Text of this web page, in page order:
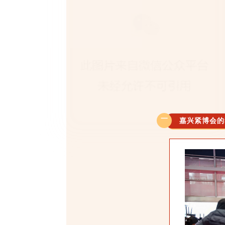
一 嘉兴紧博会